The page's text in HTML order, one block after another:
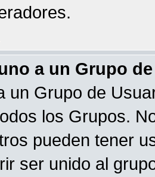
a un Grupo
un Grupo de
los Grupos.
pueden tener
ser unido al